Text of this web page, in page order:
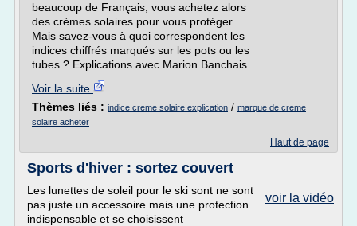
beaucoup de Français, vous achetez alors
des crèmes solaires pour vous protéger.
Mais savez-vous à quoi correspondent les
indices chiffrés marqués sur les pots ou les
tubes ? Explications avec Marion Banchais.
Voir la suite
Thèmes liés : indice creme solaire explication / marque de creme
solaire acheter
Haut de page
Sports d'hiver : sortez couvert
voir la vidéo
Les lunettes de soleil pour le ski sont ne sont
pas juste un accessoire mais une protection
indispensable et se choisissent